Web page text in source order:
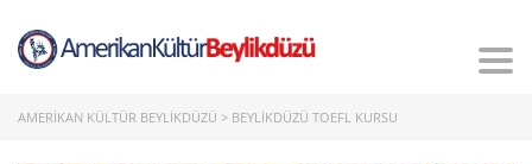
AMERIKAN KÜLTÜR BEYLIKDÜZÜ > BEYLIKDÜZÜ TOEFL KURSU